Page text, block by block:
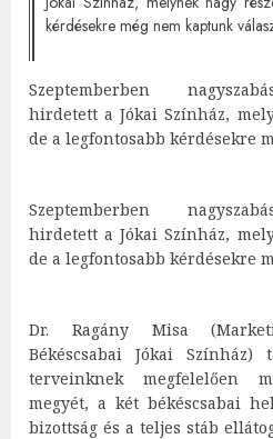
kérdésekre még nem kaptunk
Szeptemberben
hirdetett a Jókai Színház,
de a legfontosabb kérdésekre
Szeptemberben
hirdetett a Jókai Színház,
de a legfontosabb kérdésekre
Dr. Ragány Misa
Békéscsabai Jókai Színház)
terveinknek megfelelően
megyét, a két békéscsabai
bizottság és a teljes stáb